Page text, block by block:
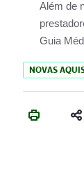
Além de
Guia
NOVAS